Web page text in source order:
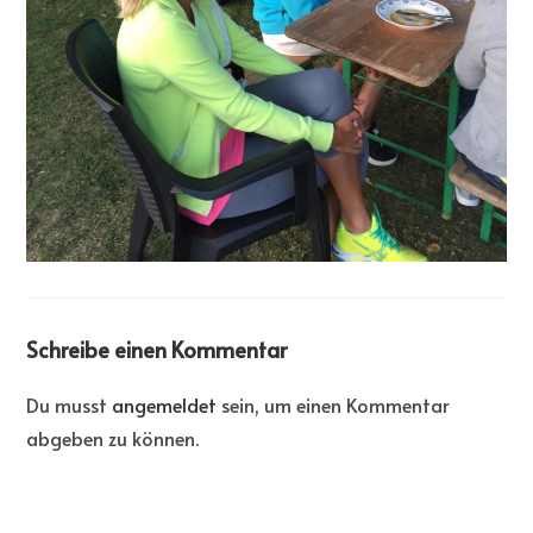
Schreibe einen Kommentar
Du musst angemeldet sein, um einen Kommentar
abgeben zu können.